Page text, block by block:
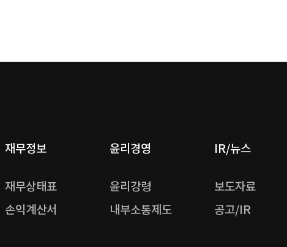
재무정보
재무상태표
손익계산서
윤리경영
윤리강령
내부소통제도
IR/뉴스
보도자료
공고/IR